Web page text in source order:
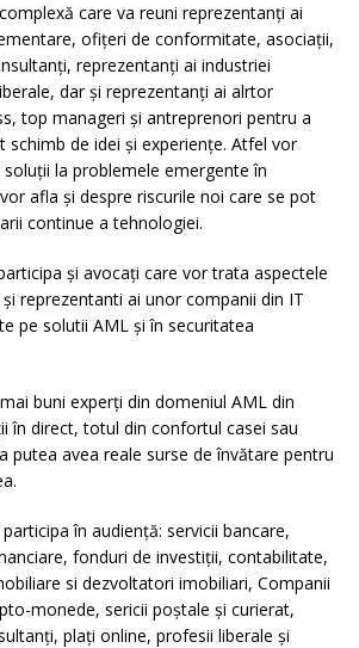
care va reuni reprezentanți ai
ofițeri de conformitate, asociații,
reprezentanți ai industriei
dar și reprezentanți ai alrtor
top manageri și antreprenori pentru a
schimb de idei și experiențe. Atfel vor
la problemele emergente în
afla și despre riscurile noi care se pot
continue a tehnologiei.
și avocați care vor trata aspectele
reprezentanti ai unor companii din IT
pe solutii AML și în securitatea
buni experți din domeniul AML din
în direct, totul din confortul casei sau
putea avea reale surse de învătare pentru
în audiență: servicii bancare,
fonduri de investiții, contabilitate,
si dezvoltatori imobiliari, Companii
monede, sericii poștale și curierat,
plați online, profesii liberale și